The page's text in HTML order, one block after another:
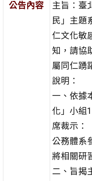
公告內容
主旨：臺
民」主題
仁文化敏
知，請協
屬同仁踴
說明：
一、依據
化」小組
席裁示：
公務體系
將相關研
二、旨揭